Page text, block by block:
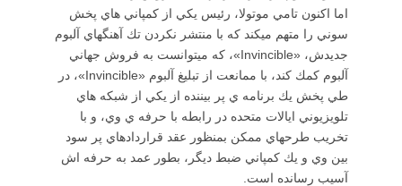
اما اكنون تامي موتولا، رئيس يكي از كمپاني هاي پخش
سوني را متهم ميكند كه با منتشر نكردن تك آهنگهاي آلبوم
جديدش، «Invincible»، كه ميتوانست به فروش جهاني
آلبوم كمك كند، با ممانعت از تبليغ آلبوم «Invincible»، در
طي پخش يك برنامه ي پر بيننده از يكي از شبكه هاي
تلويزيوني ايالات متحده در رابطه با حرفه ي وي، و با
تخريب طرحهاي ممكن بمنظور عقد قراردادهاي پر سود
بين وي و يك كمپاني ضبط ديگر، بطور عمد به حرفه اش
آسيب رسانده است.